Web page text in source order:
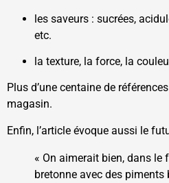
les saveurs : sucrées,
etc.
la texture, la force, la
Plus d’une centaine de
magasin.
Enfin, l’article évoque aussi le
« On aimerait bien, dans le
bretonne avec des piments